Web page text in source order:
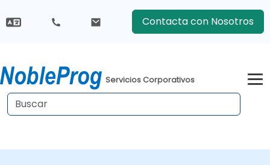
Contacta con Nosotros
Servicios Corporativos